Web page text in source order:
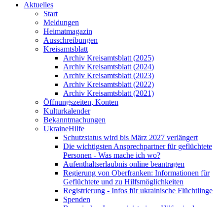
Aktuelles
Start
Meldungen
Heimatmagazin
Ausschreibungen
Kreisamtsblatt
Archiv Kreisamtsblatt (2025)
Archiv Kreisamtsblatt (2024)
Archiv Kreisamtsblatt (2023)
Archiv Kreisamtsblatt (2022)
Archiv Kreisamtsblatt (2021)
Öffnungszeiten, Konten
Kulturkalender
Bekanntmachungen
UkraineHilfe
Schutzstatus wird bis März 2027 verlängert
Die wichtigsten Ansprechpartner für geflüchtete
Personen - Was mache ich wo?
Aufenthaltserlaubnis online beantragen
Regierung von Oberfranken: Informationen für
Geflüchtete und zu Hilfsmöglichkeiten
Registrierung - Infos für ukrainische Flüchtlinge
Spenden